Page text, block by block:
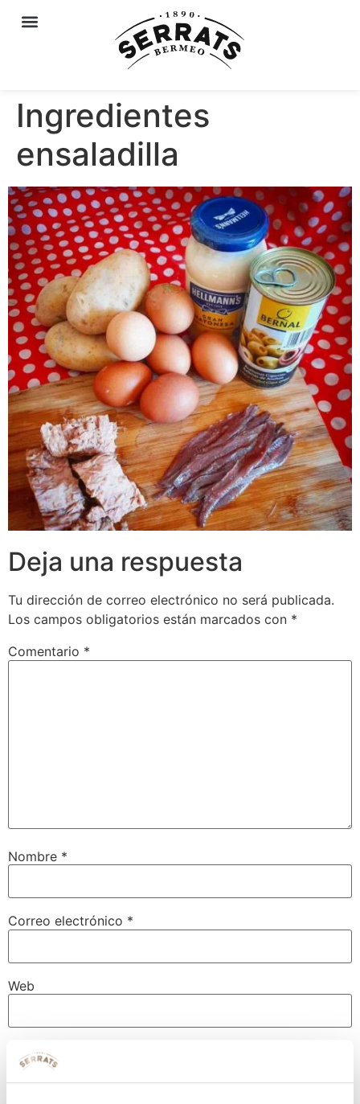
Ingredientes
ensaladilla
Deja una respuesta
Tu dirección de correo electrónico no será publicada.
Los campos obligatorios están marcados con *
Comentario *
Nombre *
Correo electrónico *
Web
Guarda mi nombre, correo electrónico y web en este